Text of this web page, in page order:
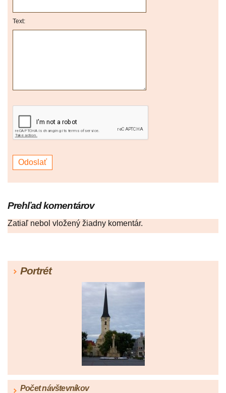
Text:
Prehľad komentárov
Zatiaľ nebol vložený žiadny komentár.
Portrét
Počet návštevníkov